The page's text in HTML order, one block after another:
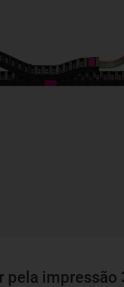
pela impressão